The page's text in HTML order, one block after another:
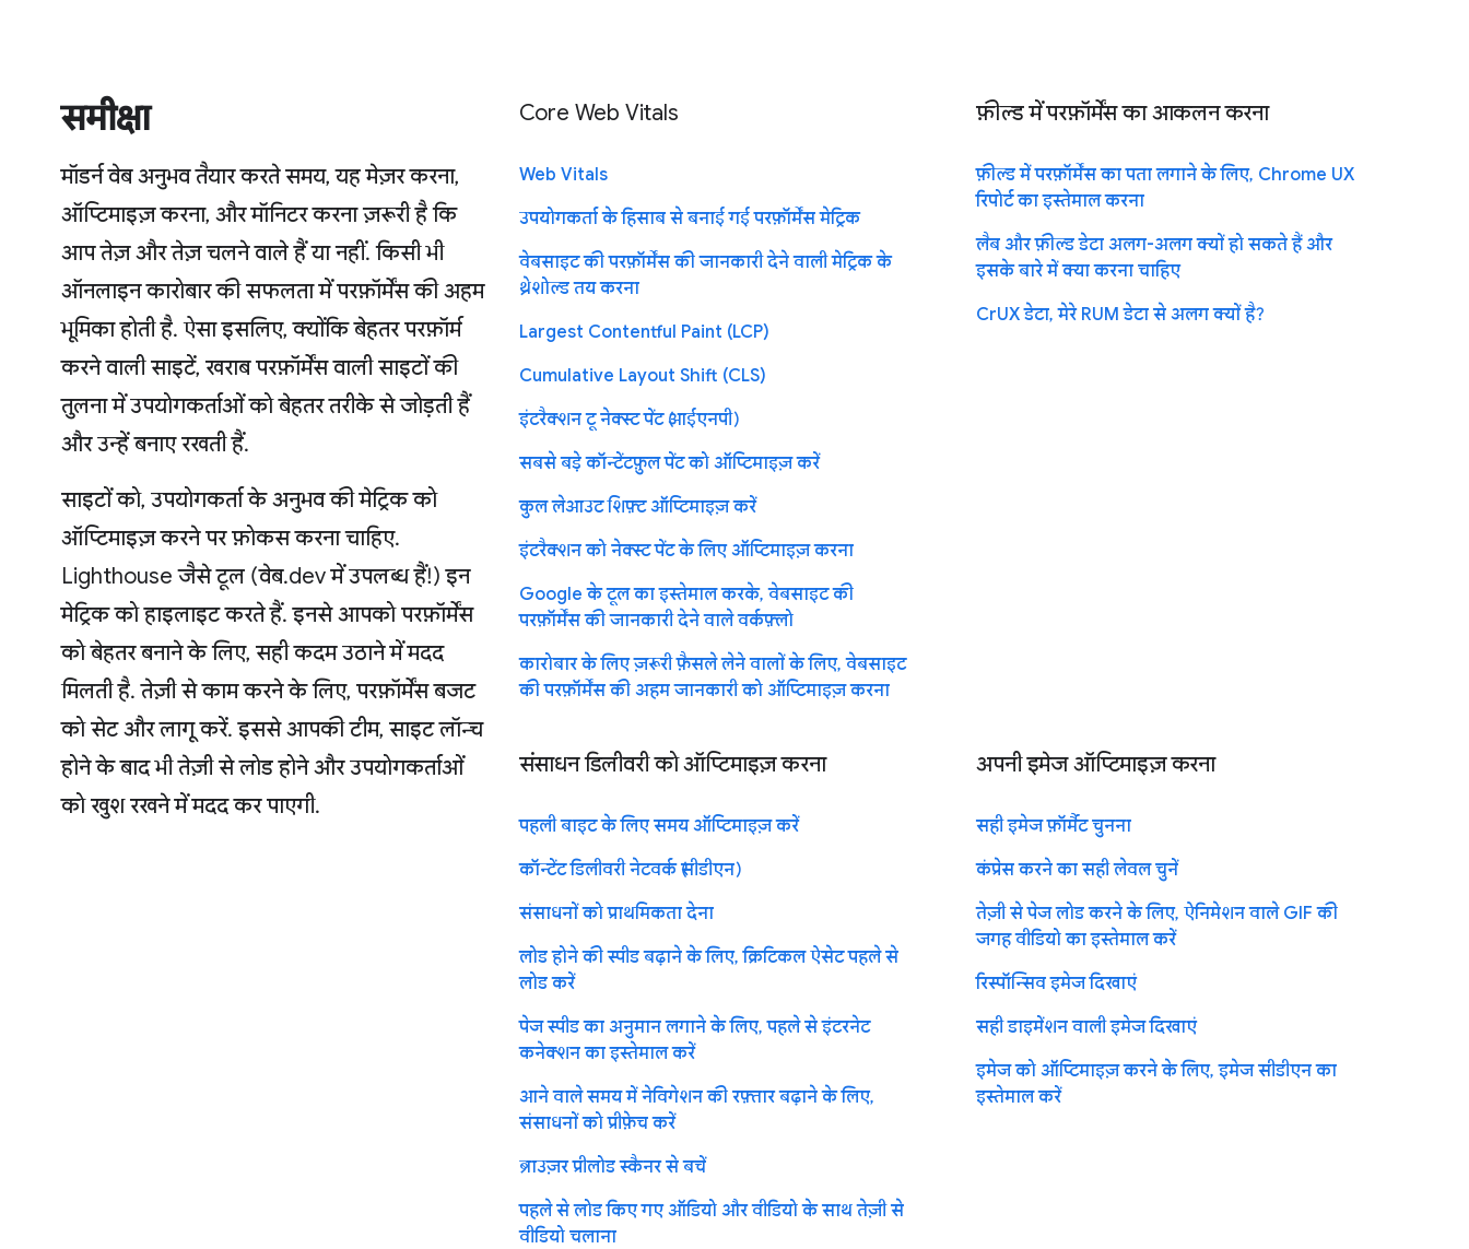
समीक्षा
मॉडर्न वेब अनुभव तैयार करते समय, यह मेज़र करना,
ऑप्टिमाइज़ करना, और मॉनिटर करना ज़रूरी है कि
आप तेज़ और तेज़ चलने वाले हैं या नहीं. किसी भी
ऑनलाइन कारोबार की सफलता में परफ़ॉर्मेंस की अहम
भूमिका होती है. ऐसा इसलिए, क्योंकि बेहतर परफ़ॉर्म
करने वाली साइटें, खराब परफ़ॉर्मेंस वाली साइटों की
तुलना में उपयोगकर्ताओं को बेहतर तरीके से जोड़ती हैं
और उन्हें बनाए रखती हैं.
साइटों को, उपयोगकर्ता के अनुभव की मेट्रिक को
ऑप्टिमाइज़ करने पर फ़ोकस करना चाहिए.
Lighthouse जैसे टूल (वेब.dev में उपलब्ध हैं!) इन
मेट्रिक को हाइलाइट करते हैं. इनसे आपको परफ़ॉर्मेंस
को बेहतर बनाने के लिए, सही कदम उठाने में मदद
मिलती है. तेज़ी से काम करने के लिए, परफ़ॉर्मेंस बजट
को सेट और लागू करें. इससे आपकी टीम, साइट लॉन्च
होने के बाद भी तेज़ी से लोड होने और उपयोगकर्ताओं
को खुश रखने में मदद कर पाएगी.
Core Web Vitals
Web Vitals
उपयोगकर्ता के हिसाब से बनाई गई परफ़ॉर्मेंस मेट्रिक
वेबसाइट की परफ़ॉर्मेंस की जानकारी देने वाली मेट्रिक के
थ्रेशोल्ड तय करना
Largest Contentful Paint (LCP)
Cumulative Layout Shift (CLS)
इंटरैक्शन टू नेक्स्ट पेंट (आईएनपी)
सबसे बड़े कॉन्टेंटफ़ुल पेंट को ऑप्टिमाइज़ करें
कुल लेआउट शिफ़्ट ऑप्टिमाइज़ करें
इंटरैक्शन को नेक्स्ट पेंट के लिए ऑप्टिमाइज़ करना
Google के टूल का इस्तेमाल करके, वेबसाइट की
परफ़ॉर्मेंस की जानकारी देने वाले वर्कफ़्लो
कारोबार के लिए ज़रूरी फ़ैसले लेने वालों के लिए, वेबसाइट
की परफ़ॉर्मेंस की अहम जानकारी को ऑप्टिमाइज़ करना
फ़ील्ड में परफ़ॉर्मेंस का आकलन करना
फ़ील्ड में परफ़ॉर्मेंस का पता लगाने के लिए, Chrome UX
रिपोर्ट का इस्तेमाल करना
लैब और फ़ील्ड डेटा अलग-अलग क्यों हो सकते हैं और
इसके बारे में क्या करना चाहिए
CrUX डेटा, मेरे RUM डेटा से अलग क्यों है?
संसाधन डिलीवरी को ऑप्टिमाइज़ करना
पहली बाइट के लिए समय ऑप्टिमाइज़ करें
कॉन्टेंट डिलीवरी नेटवर्क (सीडीएन)
संसाधनों को प्राथमिकता देना
लोड होने की स्पीड बढ़ाने के लिए, क्रिटिकल ऐसेट पहले से
लोड करें
पेज स्पीड का अनुमान लगाने के लिए, पहले से इंटरनेट
कनेक्शन का इस्तेमाल करें
आने वाले समय में नेविगेशन की रफ़्तार बढ़ाने के लिए,
संसाधनों को प्रीफ़ेच करें
ब्राउज़र प्रीलोड स्कैनर से बचें
पहले से लोड किए गए ऑडियो और वीडियो के साथ तेज़ी से
वीडियो चलाना
अपनी इमेज ऑप्टिमाइज़ करना
सही इमेज फ़ॉर्मैट चुनना
कंप्रेस करने का सही लेवल चुनें
तेज़ी से पेज लोड करने के लिए, ऐनिमेशन वाले GIF की
जगह वीडियो का इस्तेमाल करें
रिस्पॉन्सिव इमेज दिखाएं
सही डाइमेंशन वाली इमेज दिखाएं
इमेज को ऑप्टिमाइज़ करने के लिए, इमेज सीडीएन का
इस्तेमाल करें